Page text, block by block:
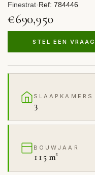
Finestrat·Ref: 784446
€690,950
STEL EEN VRAAG
SLAAPKAMERS
3
BOUWJAAR
115 m²